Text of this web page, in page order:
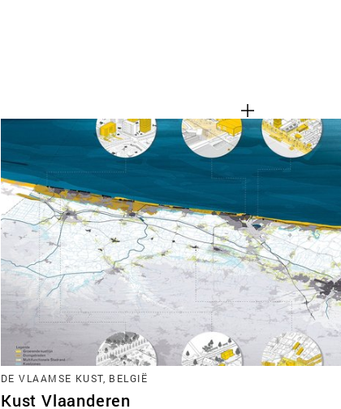
DE VLAAMSE KUST, BELGIË
Kust Vlaanderen